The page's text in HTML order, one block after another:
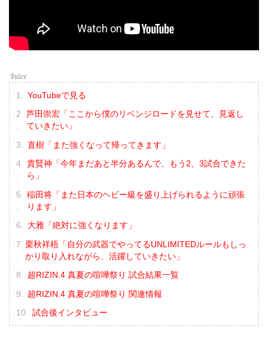
YouTubeで見る
芦田崇宏「ここから僕のリベンジロードを見せて、見返し
ていきたい」
直樹「また強くなって帰ってきます」
貴賢神「今年まだあと半分あるんで、もう2、3試合できた
ら」
稲田将「また日本のヘビー級を盛り上げられるように頑張
ります」
大雅「絶対に強くなります」
栗秋祥梧「自分の武器でやってるUNLIMITEDルールもしっ
かり取り入れながら、活躍していきたい」
超RIZIN.4 真夏の喧嘩祭り 試合結果一覧
超RIZIN.4 真夏の喧嘩祭り 関連情報
試合後インタビュー